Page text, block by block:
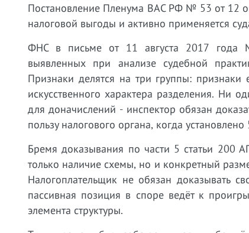
Постановление Пленума ВАС РФ № 53 от 12
налоговой выгоды и активно применяется
ФНС в письме от 11 августа 2017 года
выявленных при анализе судебной
Признаки делятся на три группы:
искусственного характера разделения. Ни
для доначислений - инспектор обязан
пользу налогового органа, когда
Бремя доказывания по части 5 статьи 200
только наличие схемы, но и конкретный
Налогоплательщик не обязан доказывать
пассивная позиция в споре ведёт к
элемента структуры.